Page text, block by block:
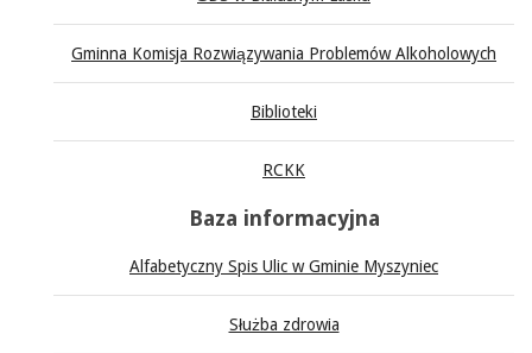
Gminna Komisja Rozwiązywania Problemów Alkoholowych
Biblioteki
RCKK
Baza informacyjna
Alfabetyczny Spis Ulic w Gminie Myszyniec
Służba zdrowia